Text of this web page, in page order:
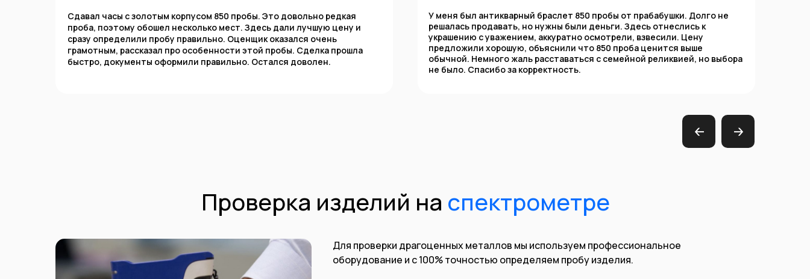
Сдавал часы с золотым корпусом 850 пробы. Это довольно редкая
проба, поэтому обошел несколько мест. Здесь дали лучшую цену и
сразу определили пробу правильно. Оценщик оказался очень
грамотным, рассказал про особенности этой пробы. Сделка прошла
быстро, документы оформили правильно. Остался доволен.
У меня был антикварный браслет 850 пробы от прабабушки. Долго не
решалась продавать, но нужны были деньги. Здесь отнеслись к
украшению с уважением, аккуратно осмотрели, взвесили. Цену
предложили хорошую, объяснили что 850 проба ценится выше
обычной. Немного жаль расставаться с семейной реликвией, но выбора
не было. Спасибо за корректность.
🡠 🡢
Проверка изделий на спектрометре
Для проверки драгоценных металлов мы используем профессиональное
оборудование и с 100% точностью определяем пробу изделия.